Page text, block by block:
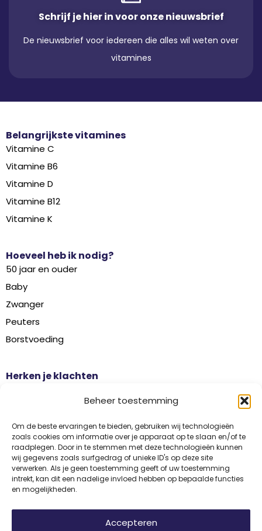
Beheer toestemming
Om de beste ervaringen te bieden, gebruiken wij technologieën
zoals cookies om informatie over je apparaat op te slaan en/of te
raadplegen. Door in te stemmen met deze technologieën kunnen
wij gegevens zoals surfgedrag of unieke ID's op deze site
verwerken. Als je geen toestemming geeft of uw toestemming
intrekt, kan dit een nadelige invloed hebben op bepaalde functies
en mogelijkheden.
Accepteren
Schrijf je hier in voor onze nieuwsbrief
De nieuwsbrief voor iedereen die alles wil weten over
vitamines
Belangrijkste vitamines
Vitamine C
Vitamine B6
Vitamine D
Vitamine B12
Vitamine K
Hoeveel heb ik nodig?
50 jaar en ouder
Baby
Zwanger
Peuters
Borstvoeding
Herken je klachten
Griep
Haaruitval
Overgangsklachten
DisclaimerPrivacyAlgemene voorwaarden